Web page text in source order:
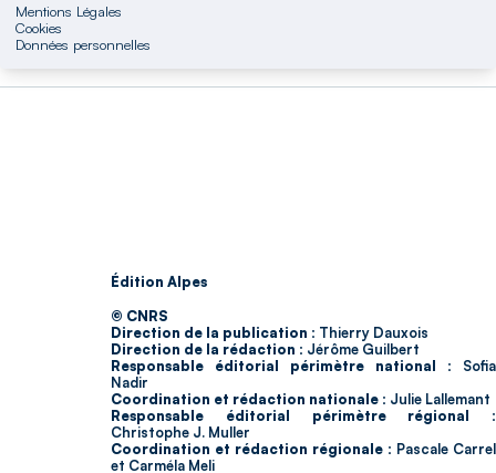
Mentions Légales
Cookies
Données personnelles
Édition Alpes
© CNRS
Direction de la publication : Thierry Dauxois
Direction de la rédaction : Jérôme Guilbert
Responsable éditorial périmètre national : Sofia
Nadir
Coordination et rédaction nationale : Julie Lallemant
Responsable éditorial périmètre régional :
Christophe J. Muller
Coordination et rédaction régionale : Pascale Carrel
et Carméla Meli